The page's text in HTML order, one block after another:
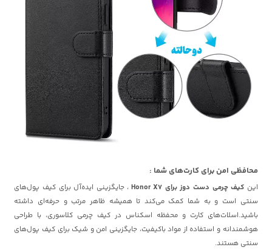
محافظی امن برای کارت‌های شما :
این کیف چرمی دست دوز برای Honor X7
، جایگزینی ایده‌آل برای کیف پول‌های
سنتی است و به شما کمک می‌کند تا همیشه ظاهر مرتب و حرفه‌ای داشته
باشید.اسلات‌های کارت و محفظه اسکناس در کیف چرمی کلاسوری، با طراحی
هوشمندانه و استفاده از مواد باکیفیت، جایگزینی امن و شیک برای کیف پول‌های
سنتی هستند.